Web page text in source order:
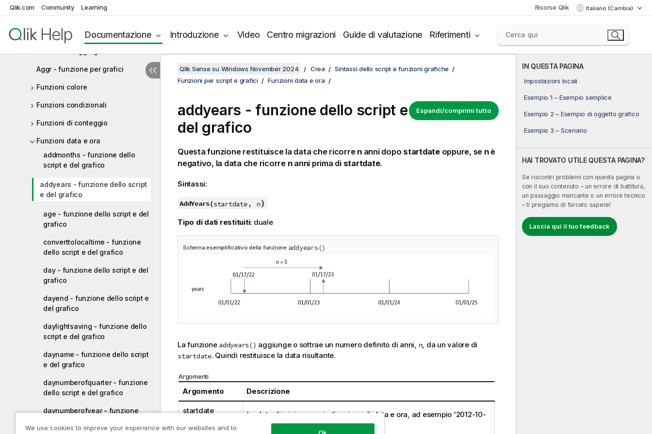
Qlik.com Community Learning Risorse Qlik Italiano (Cambia)
Documentazione Introduzione Video Centro migrazioni Guide di valutazione Riferimenti
Funzioni per script e grafici
Aggr - funzione per grafici
Funzioni colore
Funzioni condizionali
Funzioni di conteggio
Funzioni data e ora
addmonths - funzione dello
script e del grafico
addyears - funzione dello script
e del grafico
age - funzione dello script e del
grafico
converttolocaltime - funzione
dello script e del grafico
day - funzione dello script e del
grafico
dayend - funzione dello script e
del grafico
daylightsaving - funzione dello
script e del grafico
dayname - funzione dello script
e del grafico
daynumberofquarter - funzione
dello script e del grafico
daynumberofyear - funzione
IN QUESTA PAGINA
Impostazioni locali
Esempio 1 – Esempio semplice
Esempio 2 – Esempio di oggetto grafico
Esempio 3 – Scenario
HAI TROVATO UTILE QUESTA PAGINA?
Se riscontri problemi con questa pagina o
con il suo contenuto – un errore di battitura,
un passaggio mancante o un errore tecnico
– ti pregiamo di farcelo sapere!
Lascia qui il tuo feedback
Qlik Sense su Windows November 2024 Crea
Sintassi dello script e funzioni grafiche
Funzioni per script e grafici
Funzioni data e ora
Espandi/comprimi tutto
addyears - funzione dello script e
del grafico
Questa funzione restituisce la data che ricorre nanni dopo startdateoppure, se nè
negativo, la data che ricorre nanni prima di startdate.
Sintassi:
AddYears(startdate, n)
Tipo di dati restituiti: duale
Schema esemplificativo della funzione addyears()
La funzione addyears() aggiunge o sottrae un numero definito di anni, n, da un valore di
startdate. Quindi restituisce la data risultante.
Argomenti
Argomento Descrizione
startdate
La data di inizio come indicazione di data e ora, ad esempio '2012-10-
We use cookies to improve your experience with our websites and to